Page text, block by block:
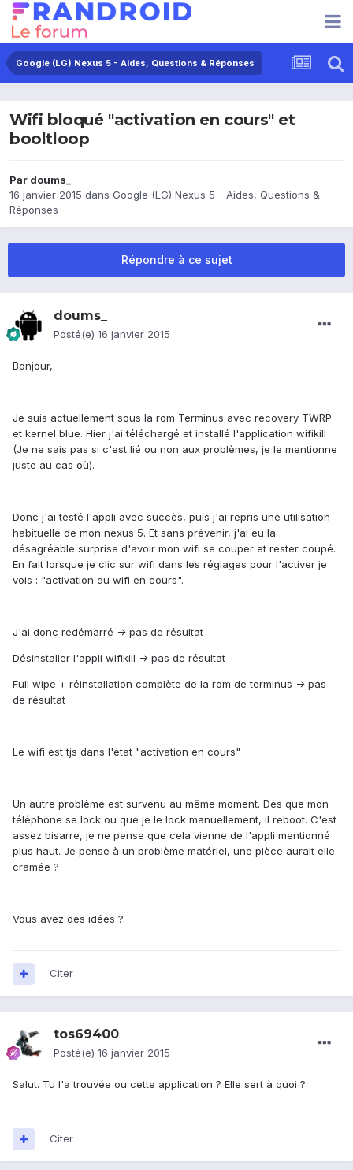
Google (LG) Nexus 5 - Aides, Questions & Réponses
Wifi bloqué "activation en cours" et
booltloop
Par doums_
16 janvier 2015 dans Google (LG) Nexus 5 - Aides, Questions &
Réponses
Répondre à ce sujet
doums_
Posté(e) 16 janvier 2015
Bonjour,
Je suis actuellement sous la rom Terminus avec recovery TWRP
et kernel blue. Hier j'ai téléchargé et installé l'application wifikill
(Je ne sais pas si c'est lié ou non aux problèmes, je le mentionne
juste au cas où).
Donc j'ai testé l'appli avec succès, puis j'ai repris une utilisation
habituelle de mon nexus 5. Et sans prévenir, j'ai eu la
désagréable surprise d'avoir mon wifi se couper et rester coupé.
En fait lorsque je clic sur wifi dans les réglages pour l'activer je
vois : "activation du wifi en cours".
J'ai donc redémarré -> pas de résultat
Désinstaller l'appli wifikill -> pas de résultat
Full wipe + réinstallation complète de la rom de terminus -> pas
de résultat
Le wifi est tjs dans l'état "activation en cours"
Un autre problème est survenu au même moment. Dès que mon
téléphone se lock ou que je le lock manuellement, il reboot. C'est
assez bisarre, je ne pense que cela vienne de l'appli mentionné
plus haut. Je pense à un problème matériel, une pièce aurait elle
cramée ?
Vous avez des idées ?
Citer
tos69400
Posté(e) 16 janvier 2015
Salut. Tu l'a trouvée ou cette application ? Elle sert à quoi ?
Citer